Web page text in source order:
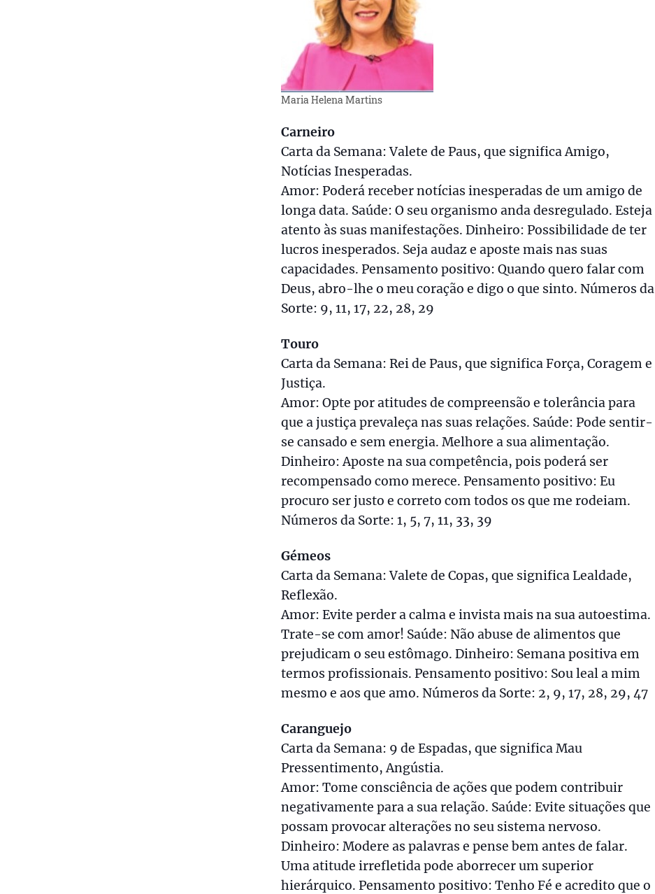
Maria Helena Martins
Carneiro
Carta da Semana: Valete de Paus, que significa Amigo,
Notícias Inesperadas.
Amor: Poderá receber notícias inesperadas de um amigo de
longa data. Saúde: O seu organismo anda desregulado. Esteja
atento às suas manifestações. Dinheiro: Possibilidade de ter
lucros inesperados. Seja audaz e aposte mais nas suas
capacidades. Pensamento positivo: Quando quero falar com
Deus, abro-lhe o meu coração e digo o que sinto. Números da
Sorte: 9, 11, 17, 22, 28, 29
Touro
Carta da Semana: Rei de Paus, que significa Força, Coragem e
Justiça.
Amor: Opte por atitudes de compreensão e tolerância para
que a justiça prevaleça nas suas relações. Saúde: Pode sentir-
se cansado e sem energia. Melhore a sua alimentação.
Dinheiro: Aposte na sua competência, pois poderá ser
recompensado como merece. Pensamento positivo: Eu
procuro ser justo e correto com todos os que me rodeiam.
Números da Sorte: 1, 5, 7, 11, 33, 39
Gémeos
Carta da Semana: Valete de Copas, que significa Lealdade,
Reflexão.
Amor: Evite perder a calma e invista mais na sua autoestima.
Trate-se com amor! Saúde: Não abuse de alimentos que
prejudicam o seu estômago. Dinheiro: Semana positiva em
termos profissionais. Pensamento positivo: Sou leal a mim
mesmo e aos que amo. Números da Sorte: 2, 9, 17, 28, 29, 47
Caranguejo
Carta da Semana: 9 de Espadas, que significa Mau
Pressentimento, Angústia.
Amor: Tome consciência de ações que podem contribuir
negativamente para a sua relação. Saúde: Evite situações que
possam provocar alterações no seu sistema nervoso.
Dinheiro: Modere as palavras e pense bem antes de falar.
Uma atitude irrefletida pode aborrecer um superior
hierárquico. Pensamento positivo: Tenho Fé e acredito que o